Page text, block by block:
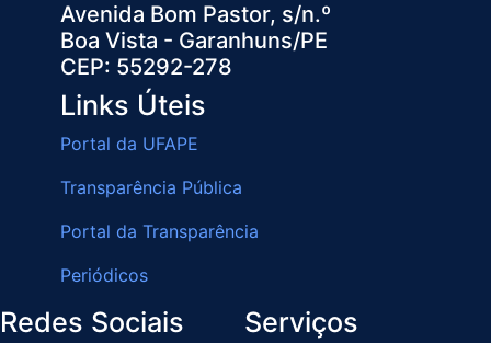
Avenida Bom Pastor, s/n.º
Boa Vista - Garanhuns/PE
CEP: 55292-278
Links Úteis
Portal da UFAPE
Transparência Pública
Portal da Transparência
Periódicos
Redes Sociais Serviços